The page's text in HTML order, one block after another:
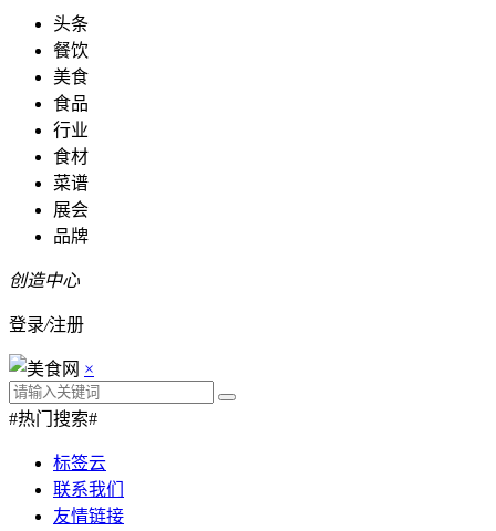
头条
餐饮
美食
食品
行业
食材
菜谱
展会
品牌
创造中心
登录/注册
×
#热门搜索#
标签云
联系我们
友情链接